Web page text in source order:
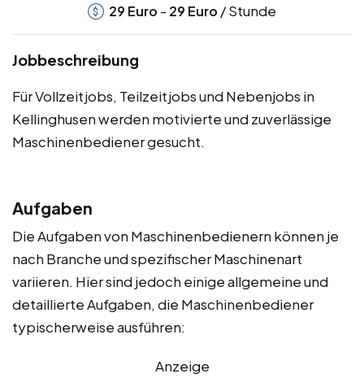
29 Euro - 29 Euro / Stunde
Jobbeschreibung
Für Vollzeitjobs, Teilzeitjobs und Nebenjobs in
Kellinghusen werden motivierte und zuverlässige
Maschinenbediener gesucht.
Aufgaben
Die Aufgaben von Maschinenbedienern können je
nach Branche und spezifischer Maschinenart
variieren. Hier sind jedoch einige allgemeine und
detaillierte Aufgaben, die Maschinenbediener
typischerweise ausführen:
Anzeige